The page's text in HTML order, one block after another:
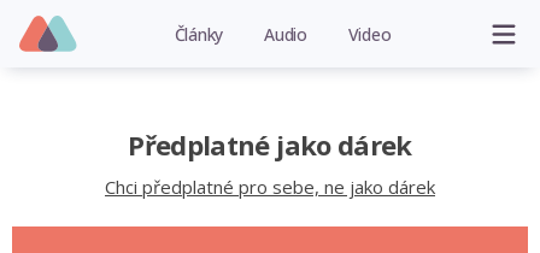
Články Audio Video
Předplatné jako dárek
Chci předplatné pro sebe, ne jako dárek